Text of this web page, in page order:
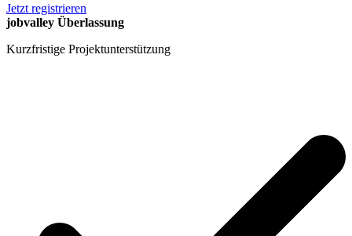
Jetzt registrieren
jobvalley Überlassung
Kurzfristige Projektunterstützung